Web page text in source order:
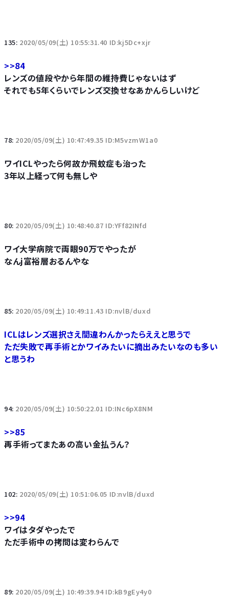
135: 2020/05/09(土) 10:55:31.40 ID:kj5Dc+xjr
>>84
レンズの値段やから年間の維持費じゃないはず
それでも5年くらいでレンズ交換せなあかんらしいけど
78: 2020/05/09(土) 10:47:49.35 ID:M5vzmW1a0
ワイICLやったら何故か飛蚊症も治った
3年以上経って何も無しや
80: 2020/05/09(土) 10:48:40.87 ID:YFf82INfd
ワイ大学病院で両眼90万でやったが
なんj富裕層おるんやな
85: 2020/05/09(土) 10:49:11.43 ID:nvlB/duxd
ICLはレンズ選択さえ間違わんかったらええと思うで
ただ失敗で再手術とかワイみたいに摘出みたいなのも多い
と思うわ
94: 2020/05/09(土) 10:50:22.01 ID:INc6pX8NM
>>85
再手術ってまたあの高い金払うん？
102: 2020/05/09(土) 10:51:06.05 ID:nvlB/duxd
>>94
ワイはタダやったで
ただ手術中の拷問は変わらんで
89: 2020/05/09(土) 10:49:39.94 ID:kB9gEy4y0